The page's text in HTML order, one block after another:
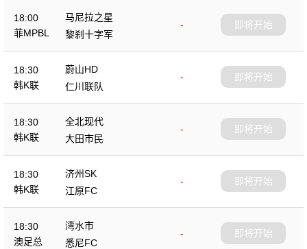
18:00
菲MPBL
马尼拉之星
-
黎刹十字军
即将开始
18:30
韩K联
蔚山HD
-
仁川联队
即将开始
18:30
韩K联
全北现代
-
大田市民
即将开始
18:30
韩K联
济州SK
-
江原FC
即将开始
18:30
澳足总
湾水市
-
悉尼FC
即将开始